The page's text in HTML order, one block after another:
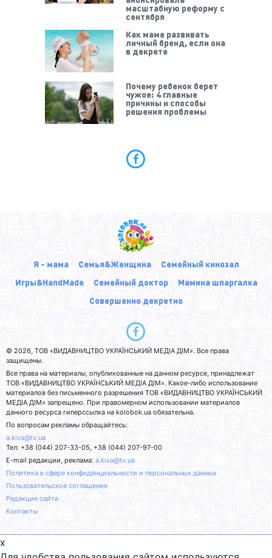
масштабную реформу с
сентября
Как маме развивать
личный бренд, если она
в декрете
Почему ребенок берет
чужое: 4 главные
причины и способы
решения проблемы
Я - мама Семья&Женщина
Семейный кинозал
Игры&HandMade
Семейный доктор
Мамина шпаргалка
Совершенно декретно
© 2026, ТОВ «ВИДАВНИЦТВО УКРАЇНСЬКИЙ МЕДІА ДІМ». Все права
защищены.
Все права на материалы, опубликованные на данном ресурсе, принадлежат
ТОВ «ВИДАВНИЦТВО УКРАЇНСЬКИЙ МЕДІА ДІМ». Какое-либо использование
материалов без письменного разрешения ТОВ «ВИДАВНИЦТВО УКРАЇНСЬКИЙ
МЕДІА ДІМ» запрещено. При правомерном использовании материалов
данного ресурса гиперссылка на kolobok.ua обязательна.
По вопросам рекламы обращайтесь:
a.kiva@tv.ua
Тел: +38 (044) 207-33-05, +38 (044) 207-97-00
E-mail редакции, реклама: a.kiva@tv.ua
Политика в сфере конфиденциальности и персональных данных
Пользовательское соглашение
Редакция сайта
Контакты
x